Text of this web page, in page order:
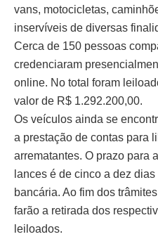
vans, motocicletas,
inservíveis de diversas
Cerca de 150 pessoas
credenciaram
online. No total foram
valor de R$ 1.292.200,00.
Os veículos ainda se
a prestação de contas para
arrematantes. O prazo para
lances é de cinco a dez
bancária. Ao fim dos
farão a retirada dos
leiloados.